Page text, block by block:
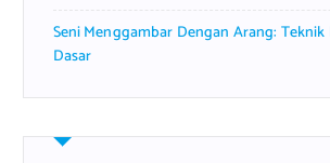
Seni Menggambar Dengan Arang:
Dasar